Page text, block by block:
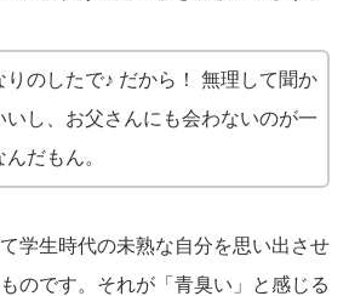
りのしたで♪ だから！ 無理して聞か
いし、お父さんにも会わないのが一
だもん。
学生時代の未熟な自分を思い出させ
のです。それが「青臭い」と感じる